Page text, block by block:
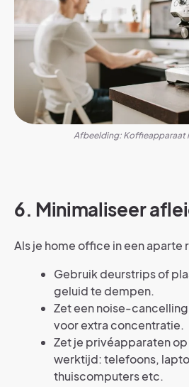
Afbeelding: Koffieapparaat
6. Minimaliseer
Als je home office in een aparte
Gebruik deurstrips of
geluid te dempen.
Zet een noise-
voor extra concentratie.
Zet je privéapparaten
werktijd: telefoons,
thuiscomputers etc.